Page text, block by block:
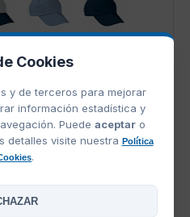
Cookies
y de terceros para mejorar
información estadística y
Puede aceptar o
detalles visite nuestra Política
.
Verde Manzana Rojo Loto